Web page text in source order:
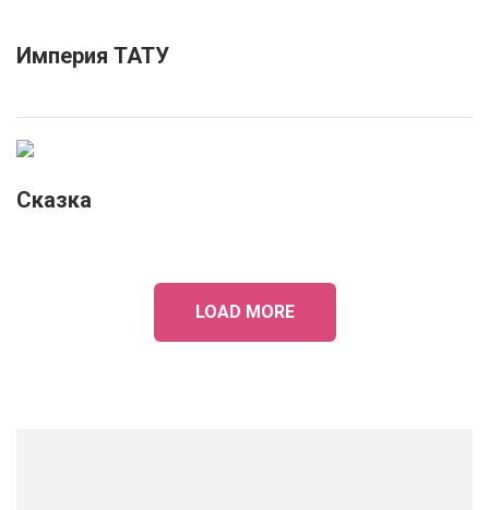
Империя ТАТУ
Сказка
LOAD MORE